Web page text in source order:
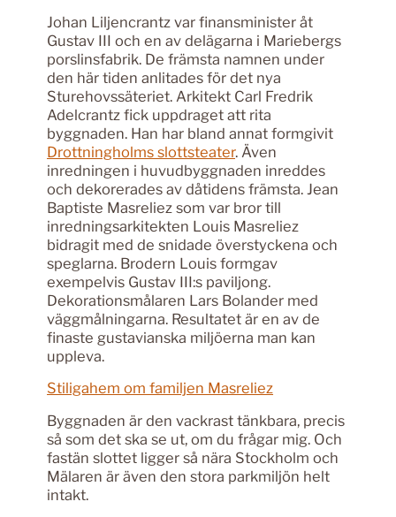
Johan Liljencrantz var finansminister åt
Gustav III och en av delägarna i Mariebergs
porslinsfabrik. De främsta namnen under
den här tiden anlitades för det nya
Sturehovssäteriet. Arkitekt Carl Fredrik
Adelcrantz fick uppdraget att rita
byggnaden. Han har bland annat formgivit
Drottningholms slottsteater. Även
inredningen i huvudbyggnaden inreddes
och dekorerades av dåtidens främsta. Jean
Baptiste Masreliez som var bror till
inredningsarkitekten Louis Masreliez
bidragit med de snidade överstyckena och
speglarna. Brodern Louis formgav
exempelvis Gustav III:s paviljong.
Dekorationsmålaren Lars Bolander med
väggmålningarna. Resultatet är en av de
finaste gustavianska miljöerna man kan
uppleva.
Stiligahem om familjen Masreliez
Byggnaden är den vackrast tänkbara, precis
så som det ska se ut, om du frågar mig. Och
fastän slottet ligger så nära Stockholm och
Mälaren är även den stora parkmiljön helt
intakt.